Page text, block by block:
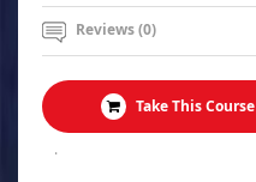
Reviews (0)
Take This Course
.